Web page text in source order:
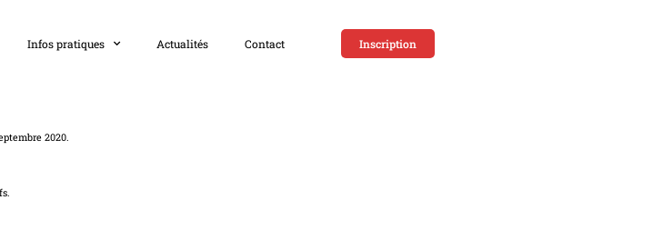
Infos pratiques Actualités Contact Inscription
2020.